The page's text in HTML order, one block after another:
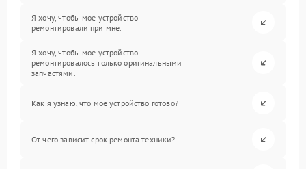
Я хочу, чтобы мое устройство
ремонтировали при мне.
Я хочу, чтобы мое устройство
ремонтировалось только оригинальными
запчастями.
Как я узнаю, что мое устройство готово?
От чего зависит срок ремонта техники?